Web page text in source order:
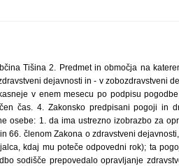
Tišina 2. Predmet in območja na
dejavnosti in - v zobozdravstveni
v enem mesecu po podpisu
čas. 4. Zakonsko predpisani pogoji in
osebe: 1. da ima ustrezno izobrazbo za
66. členom Zakona o zdravstveni
kdaj mu poteče odpovedni rok); ta
sodišče prepovedalo opravljanje